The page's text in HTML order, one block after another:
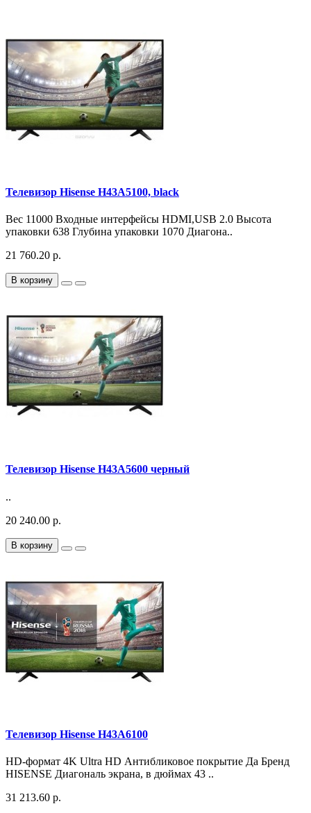
Телевизор Hisense H43A5100, black
Вес 11000 Входные интерфейсы HDMI,USB 2.0 Высота
упаковки 638 Глубина упаковки 1070 Диагона..
21 760.20 р.
В корзину
Телевизор Hisense H43A5600 черный
..
20 240.00 р.
В корзину
Телевизор Hisense H43A6100
HD-формат 4K Ultra HD Антибликовое покрытие Да Бренд
HISENSE Диагональ экрана, в дюймах 43 ..
31 213.60 р.